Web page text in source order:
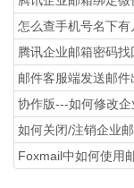
怎么查手机号名下有
腾讯企业邮箱密码找
邮件客服端发送邮件
协作版---如何修改
如何关闭/注销企业
Foxmail中如何使用